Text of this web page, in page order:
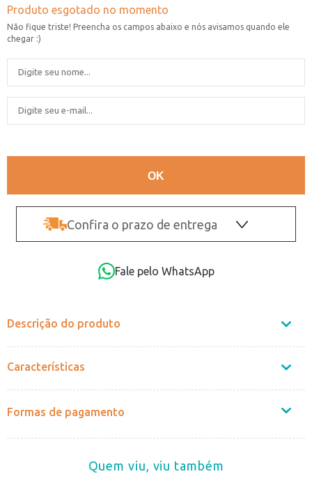
Confira o prazo de entrega
Fale pelo WhatsApp
Descrição do produto
Características
Formas de pagamento
Quem viu, viu também